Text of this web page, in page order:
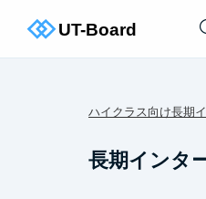
ハイクラス向け長期
長期インタ